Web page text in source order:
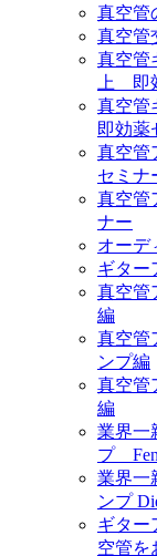
真空管
真空管
真空管
上 即
真空管
即効薬
真空管
セミナ
真空管
ナー
オーデ
ギター
真空管
編
真空管
ンプ編
真空管
編
業界一
プ
業界一
ンプ
ギタ
空管を